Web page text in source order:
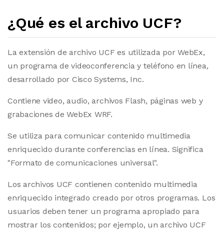
¿Qué es el archivo UCF?
La extensión de archivo UCF es utilizada por WebEx,
un programa de videoconferencia y teléfono en línea,
desarrollado por Cisco Systems, Inc.
Contiene video, audio, archivos Flash, páginas web y
grabaciones de WebEx WRF.
Se utiliza para comunicar contenido multimedia
enriquecido durante conferencias en línea. Significa
"Formato de comunicaciones universal".
Los archivos UCF contienen contenido multimedia
enriquecido integrado creado por otros programas. Los
usuarios deben tener un programa apropiado para
mostrar los contenidos; por ejemplo, un archivo UCF